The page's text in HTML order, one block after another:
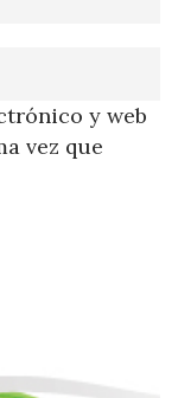
y web
vez que